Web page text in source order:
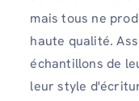
mais tous ne
haute qualité.
échantillons de
leur style